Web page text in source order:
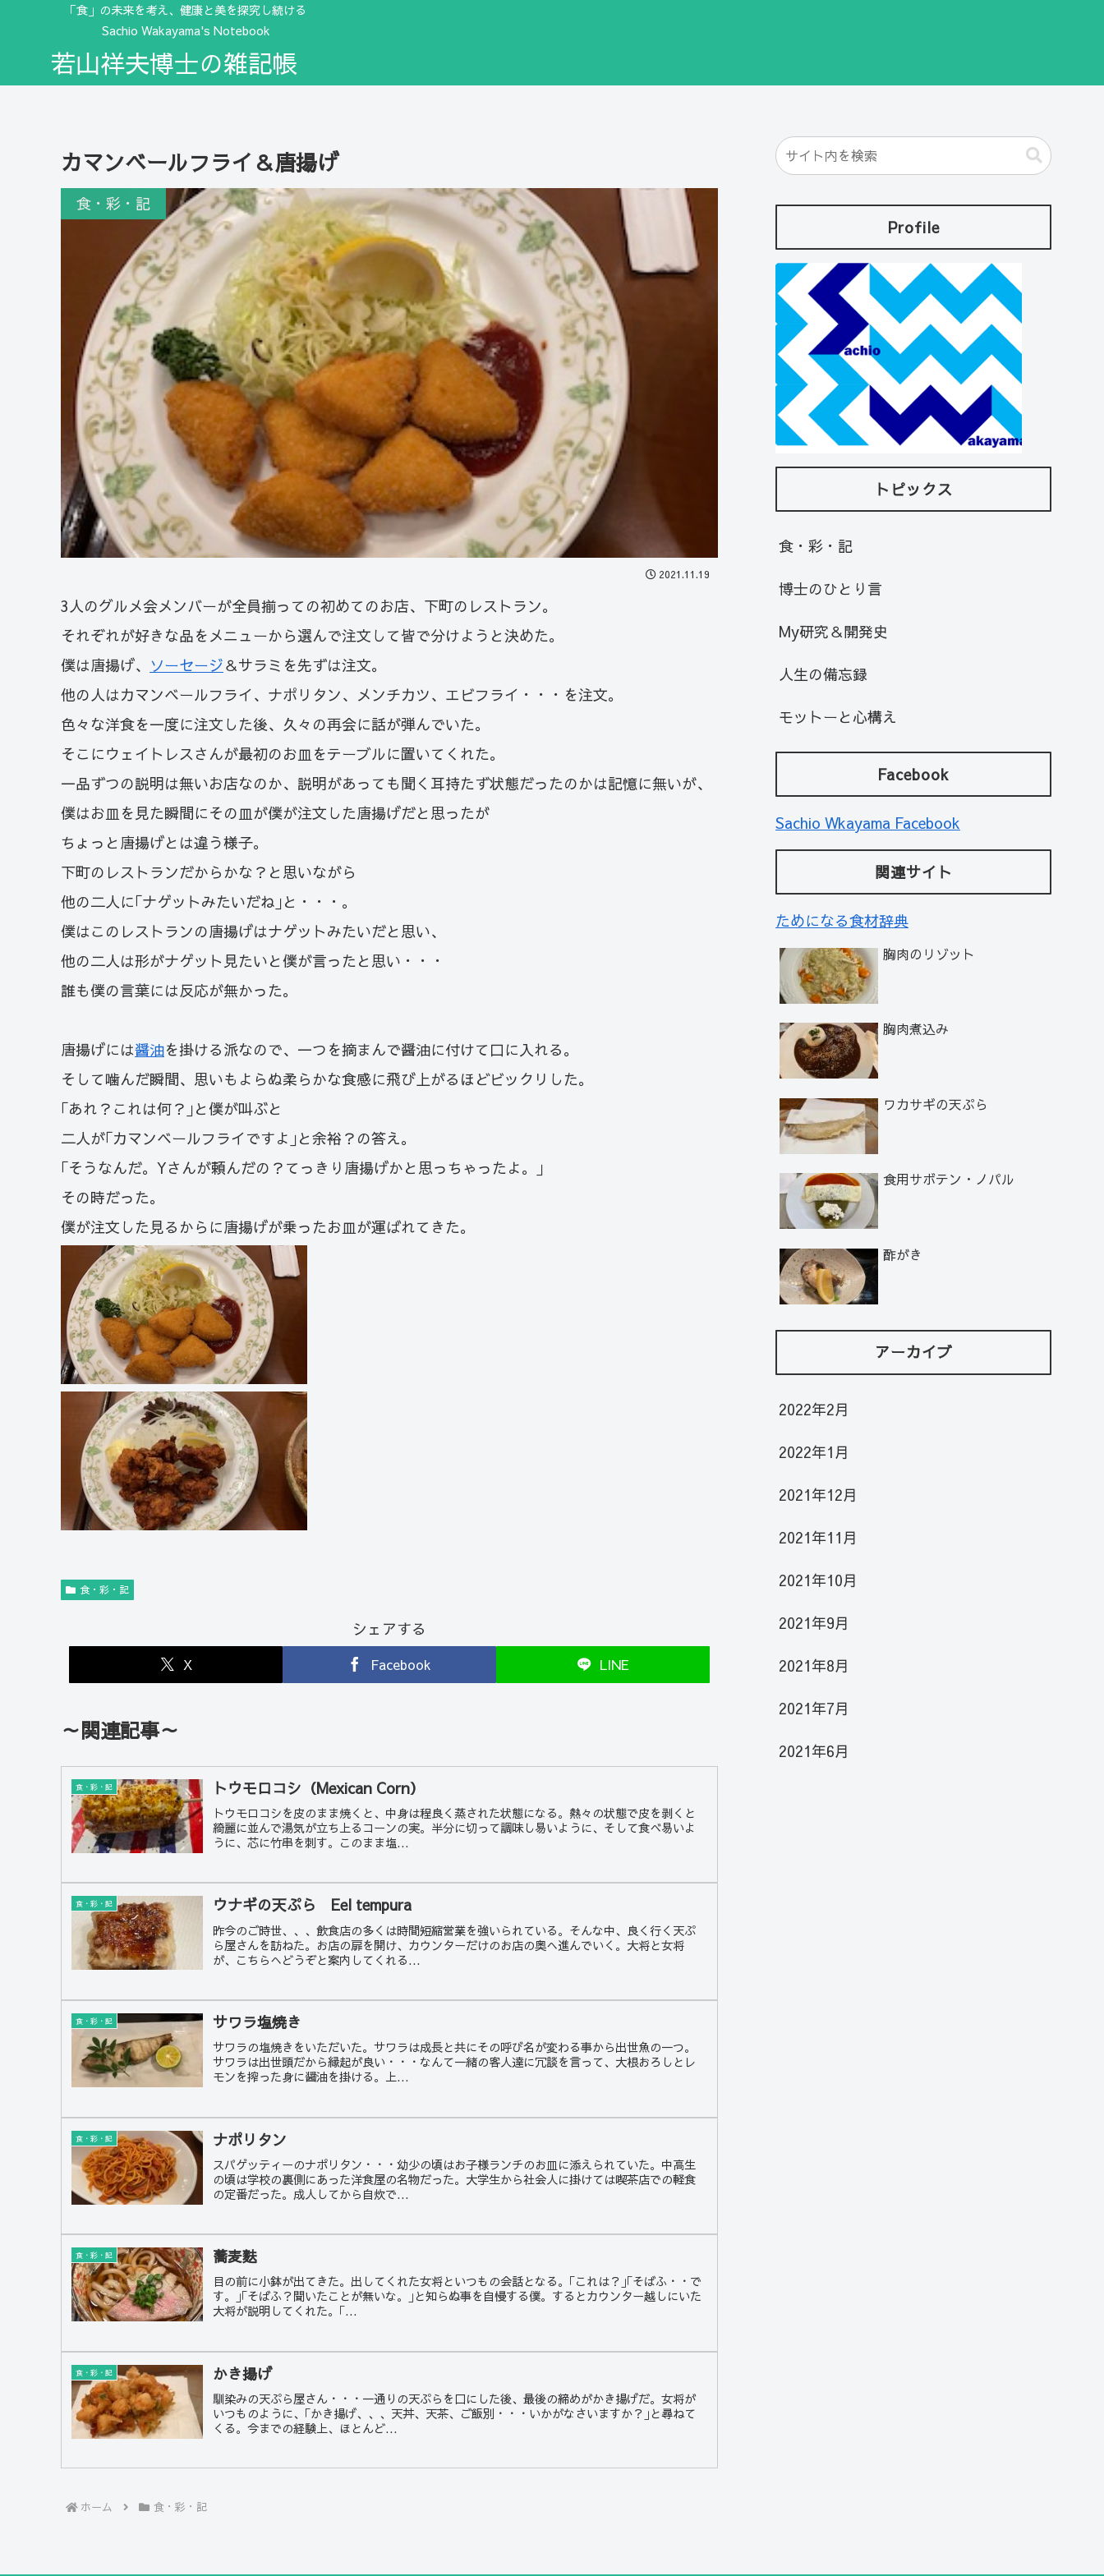
「食」の未来を考え、健康と美を探究し続ける
Sachio Wakayama's Notebook
若山祥夫博士の雑記帳
カマンベールフライ＆唐揚げ
食・彩・記
2021.11.19
3人のグルメ会メンバーが全員揃っての初めてのお店、下町のレストラン。
それぞれが好きな品をメニューから選んで注文して皆で分けようと決めた。
僕は唐揚げ、 ソーセージ＆サラミを先ずは注文。
他の人はカマンベールフライ、ナポリタン、メンチカツ、エビフライ・・・を注文。
色々な洋食を一度に注文した後、久々の再会に話が弾んでいた。
そこにウェイトレスさんが最初のお皿をテーブルに置いてくれた。
一品ずつの説明は無いお店なのか、説明があっても聞く耳持たず状態だったのかは記憶に無いが、
僕はお皿を見た瞬間にその皿が僕が注文した唐揚げだと思ったが
ちょっと唐揚げとは違う様子。
下町のレストランだからかな？と思いながら
他の二人に｢ナゲットみたいだね｣と・・・。
僕はこのレストランの唐揚げはナゲットみたいだと思い、
他の二人は形がナゲット見たいと僕が言ったと思い・・・
誰も僕の言葉には反応が無かった。
唐揚げには醤油を掛ける派なので、一つを摘まんで醤油に付けて口に入れる。
そして噛んだ瞬間、思いもよらぬ柔らかな食感に飛び上がるほどビックリした。
｢あれ？これは何？｣と僕が叫ぶと
二人が｢カマンベールフライですよ｣と余裕？の答え。
｢そうなんだ。Yさんが頼んだの？てっきり唐揚げかと思っちゃったよ。｣
その時だった。
僕が注文した見るからに唐揚げが乗ったお皿が運ばれてきた。
食・彩・記
シェアする
X Facebook LINE
～関連記事～
食・彩・記 トウモロコシ（Mexican Corn）
トウモロコシを皮のまま焼くと、中身は程良く蒸された状態になる。熱々の状態で皮を剥くと
綺麗に並んで湯気が立ち上るコーンの実。半分に切って調味し易いように、そして食べ易いよ
うに、芯に竹串を刺す。このまま塩...
食・彩・記 ウナギの天ぷら Eel tempura
昨今のご時世、、、飲食店の多くは時間短縮営業を強いられている。そんな中、良く行く天ぷ
ら屋さんを訪ねた。お店の扉を開け、カウンターだけのお店の奥へ進んでいく。大将と女将
が、こちらへどうぞと案内してくれる...
食・彩・記 サワラ塩焼き
サワラの塩焼きをいただいた。サワラは成長と共にその呼び名が変わる事から出世魚の一つ。
サワラは出世頭だから縁起が良い・・・なんて一緒の客人達に冗談を言って、大根おろしとレ
モンを搾った身に醤油を掛ける。上...
食・彩・記 ナポリタン
スパゲッティーのナポリタン・・・幼少の頃はお子様ランチのお皿に添えられていた。中高生
の頃は学校の裏側にあった洋食屋の名物だった。大学生から社会人に掛けては喫茶店での軽食
の定番だった。成人してから自炊で...
食・彩・記 蕎麦麩
目の前に小鉢が出てきた。出してくれた女将といつもの会話となる。｢これは？｣｢そばふ・・で
す。｣｢そばふ？聞いたことが無いな。｣と知らぬ事を自慢する僕。するとカウンター越しにいた
大将が説明してくれた。｢...
食・彩・記 かき揚げ
馴染みの天ぷら屋さん・・・一通りの天ぷらを口にした後、最後の締めがかき揚げだ。女将が
いつものように、｢かき揚げ、、、天丼、天茶、ご飯別・・・いかがなさいますか？｣と尋ねて
くる。今までの経験上、ほとんど...
ホーム 食・彩・記
Profile
トピックス
食・彩・記
博士のひとり言
My研究＆開発史
人生の備忘録
モットーと心構え
Facebook
Sachio Wkayama Facebook
関連サイト
ためになる食材辞典
胸肉のリゾット
胸肉煮込み
ワカサギの天ぷら
食用サボテン・ノパル
酢がき
アーカイブ
2022年2月
2022年1月
2021年12月
2021年11月
2021年10月
2021年9月
2021年8月
2021年7月
2021年6月